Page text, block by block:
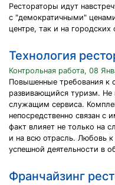
Рестораторы идут
с "демократичными"
центре, так и на городских
Технология
Контрольная работа, 08
Повышенные требования к
развивающийся туризм. Не
служащим сервиса.
непосредственно связан
факт влияет не только на
и на всю отрасль. Любовь
успешной деятельности в
Франчайзинг